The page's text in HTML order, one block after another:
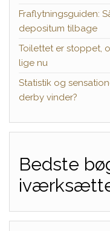
Fraflytningsguiden:
depositum tilbage
Toilettet er stoppet,
lige nu
Statistik og
derby vinder?
Bedste